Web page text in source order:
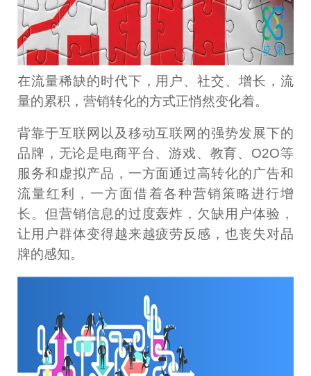
在流量稀缺的时代下，用户、社交、增长，流
量的累积，营销转化的方式正悄然变化着。
背靠于互联网以及移动互联网的强势发展下的
品牌，无论是电商平台、游戏、教育、O2O等
服务和虚拟产品，一方面通过高转化的广告和
流量红利，一方面借着各种营销策略进行增
长。但营销信息的过度轰炸，欠缺用户体验，
让用户群体变得越来越疲劳反感，也丧失对品
牌的感知。